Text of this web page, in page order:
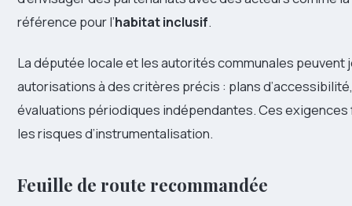
référence pour l’habitat inclusif.
La députée locale et les autorités communales
autorisations à des critères précis : plans
évaluations périodiques indépendantes. Ces exigences
les risques d’instrumentalisation.
Feuille de route recommandée